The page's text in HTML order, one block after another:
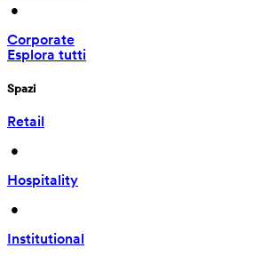
•
Corporate
Esplora tutti
Spazi
Retail
•
Hospitality
•
Institutional